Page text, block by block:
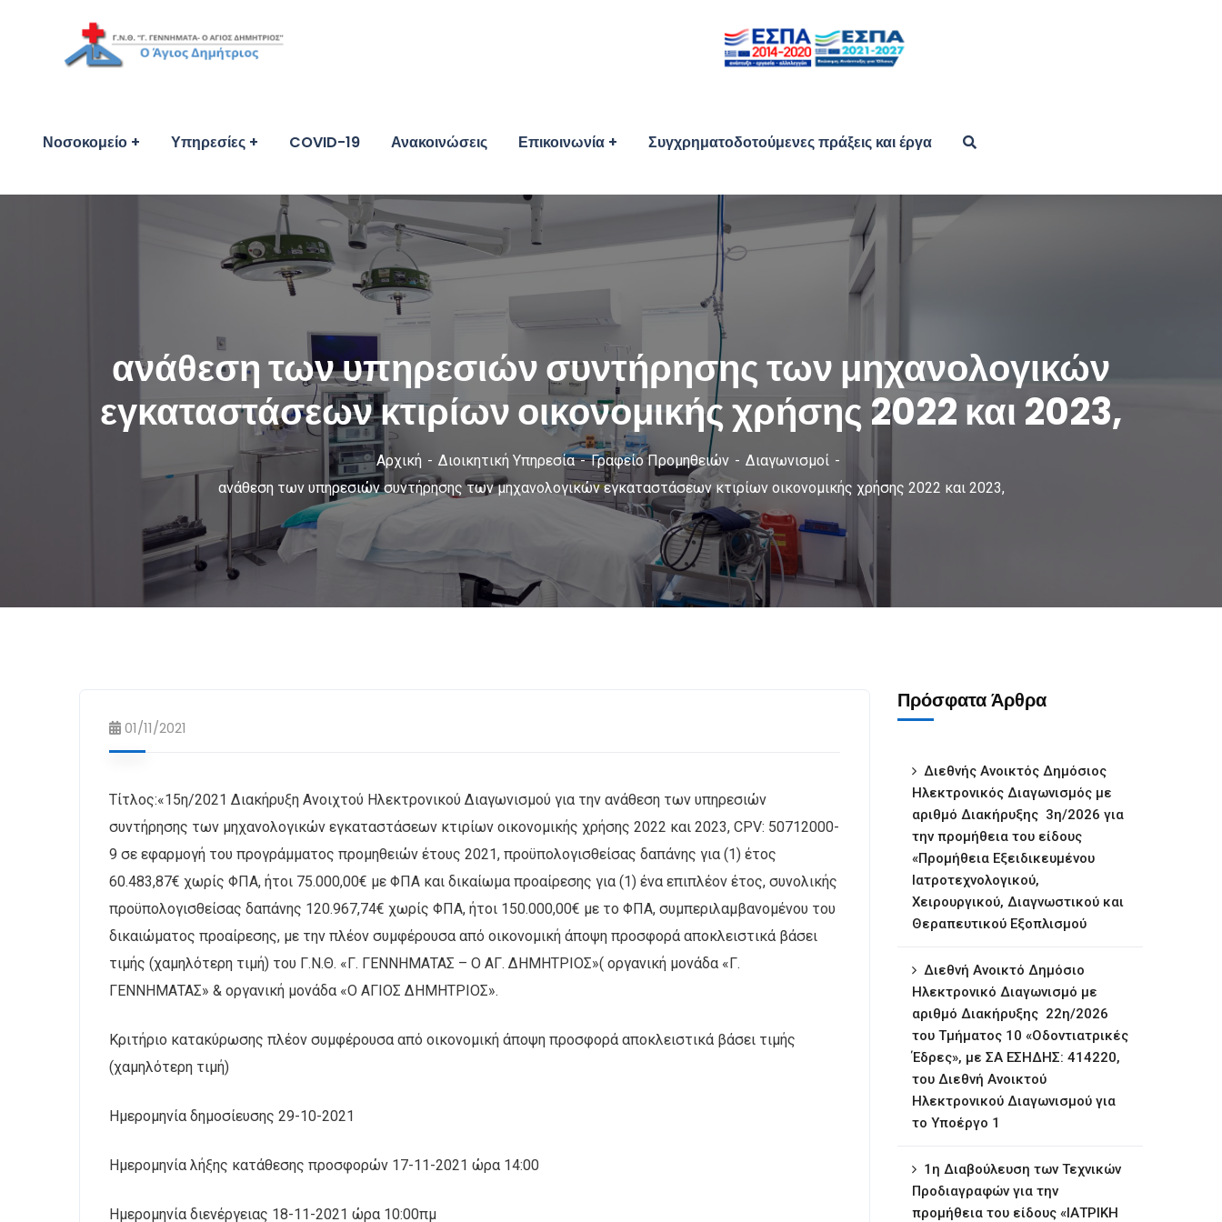
Νοσοκομείο Υπηρεσίες COVID-19 Ανακοινώσεις Επικοινωνία Συγχρηματοδοτούμενες πράξεις και έργα
ανάθεση των υπηρεσιών συντήρησης των μηχανολογικών
εγκαταστάσεων κτιρίων οικονομικής χρήσης 2022 και 2023,
Αρχική Διοικητική Υπηρεσία Γραφείο Προμηθειών
Διαγωνισμοί
ανάθεση των υπηρεσιών συντήρησης των μηχανολογικών εγκαταστάσεων κτιρίων οικονομικής χρήσης 2022 και 2023,
01/11/2021
Τίτλος:«15η/2021 Διακήρυξη Ανοιχτού Ηλεκτρονικού Διαγωνισμού για την ανάθεση των υπηρεσιών
συντήρησης των μηχανολογικών εγκαταστάσεων κτιρίων οικονομικής χρήσης 2022 και 2023, CPV: 50712000-
9 σε εφαρμογή του προγράμματος προμηθειών έτους 2021, προϋπολογισθείσας δαπάνης για (1) έτος
60.483,87€ χωρίς ΦΠΑ, ήτοι 75.000,00€ με ΦΠΑ και δικαίωμα προαίρεσης για (1) ένα επιπλέον έτος, συνολικής
προϋπολογισθείσας δαπάνης 120.967,74€ χωρίς ΦΠΑ, ήτοι 150.000,00€ με το ΦΠΑ, συμπεριλαμβανομένου του
δικαιώματος προαίρεσης, με την πλέον συμφέρουσα από οικονομική άποψη προσφορά αποκλειστικά βάσει
τιμής (χαμηλότερη τιμή) του Γ.Ν.Θ. «Γ. ΓΕΝΝΗΜΑΤΑΣ – Ο ΑΓ. ΔΗΜΗΤΡΙΟΣ»( οργανική μονάδα «Γ.
ΓΕΝΝΗΜΑΤΑΣ» & οργανική μονάδα «Ο ΑΓΙΟΣ ΔΗΜΗΤΡΙΟΣ».
Κριτήριο κατακύρωσης πλέον συμφέρουσα από οικονομική άποψη προσφορά αποκλειστικά βάσει τιμής
(χαμηλότερη τιμή)
Ημερομηνία δημοσίευσης 29-10-2021
Ημερομηνία λήξης κατάθεσης προσφορών 17-11-2021 ώρα 14:00
Ημερομηνία διενέργειας 18-11-2021 ώρα 10:00πμ
Πρόσφατα Άρθρα
Διεθνής Ανοικτός Δημόσιος
Ηλεκτρονικός Διαγωνισμός με
αριθμό Διακήρυξης 3η/2026 για
την προμήθεια του είδους
«Προμήθεια Εξειδικευμένου
Ιατροτεχνολογικού,
Χειρουργικού, Διαγνωστικού και
Θεραπευτικού Εξοπλισμού
Διεθνή Ανοικτό Δημόσιο
Ηλεκτρονικό Διαγωνισμό με
αριθμό Διακήρυξης 22η/2026
του Τμήματος 10 «Οδοντιατρικές
Έδρες», με ΣΑ ΕΣΗΔΗΣ: 414220,
του Διεθνή Ανοικτού
Ηλεκτρονικού Διαγωνισμού για
το Υποέργο 1
1η ∆ιαβούλευση των Τεχνικών
Προδιαγραφών για την
προμήθεια του είδους «ΙΑΤΡΙΚΗ